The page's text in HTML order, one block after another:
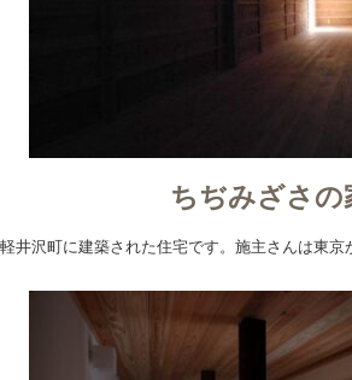
ちぢみざさの
軽井沢町に建築された住宅です。施主さんは東